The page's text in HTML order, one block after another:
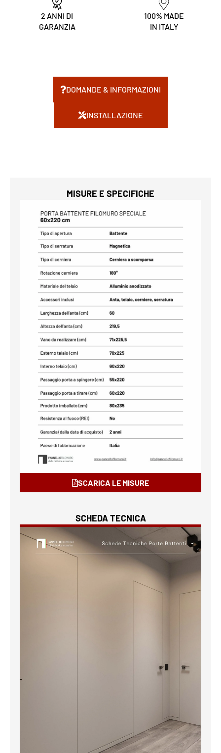
2 ANNI DI
GARANZIA
100% MADE
IN ITALY
DOMANDE & INFORMAZIONI
INSTALLAZIONE
MISURE E SPECIFICHE
SCARICA LE MISURE
SCHEDA TECNICA